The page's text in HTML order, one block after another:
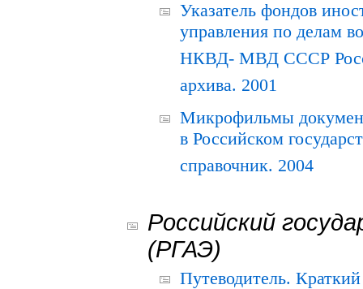
Указатель фондов
управления по делам
НКВД- МВД СССР
архива. 2001
Микрофильмы
в Российском
справочник. 2004
Российский
(РГАЭ)
Путеводитель.